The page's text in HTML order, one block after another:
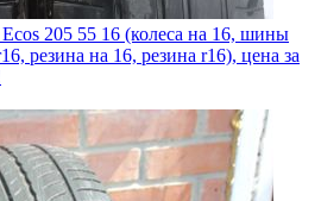
205 55 16 (колеса на 16, шины
резина на 16, резина r16), цена за